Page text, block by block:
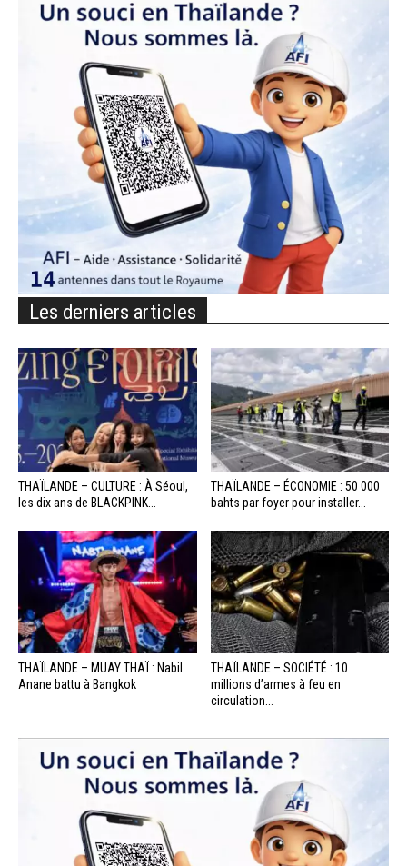
Les derniers articles
THAÏLANDE – CULTURE : À Séoul,
les dix ans de BLACKPINK...
THAÏLANDE – ÉCONOMIE : 50 000
bahts par foyer pour installer...
THAÏLANDE – MUAY THAÏ : Nabil
Anane battu à Bangkok
THAÏLANDE – SOCIÉTÉ : 10
millions d’armes à feu en
circulation...